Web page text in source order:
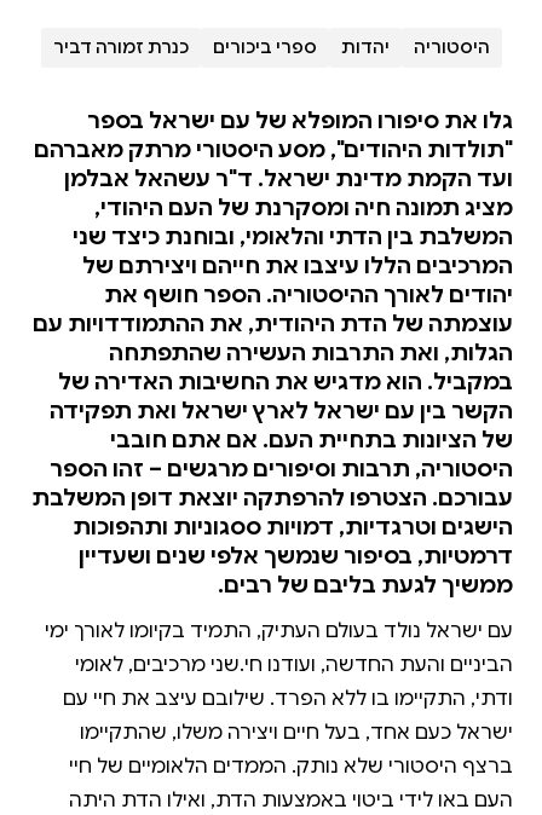
היסטוריה יהדות ספרי ביכורים כנרת זמורה דביר
גלו את סיפורו המופלא של עם ישראל בספר
"תולדות היהודים", מסע היסטורי מרתק מאברהם
ועד הקמת מדינת ישראל. ד"ר עשהאל אבלמן
מציג תמונה חיה ומסקרנת של העם היהודי,
המשלבת בין הדתי והלאומי, ובוחנת כיצד שני
המרכיבים הללו עיצבו את חייהם ויצירתם של
יהודים לאורך ההיסטוריה. הספר חושף את
עוצמתה של הדת היהודית, את ההתמודדויות עם
הגלות, ואת התרבות העשירה שהתפתחה
במקביל. הוא מדגיש את החשיבות האדירה של
הקשר בין עם ישראל לארץ ישראל ואת תפקידה
של הציונות בתחיית העם. אם אתם חובבי
היסטוריה, תרבות וסיפורים מרגשים – זהו הספר
עבורכם. הצטרפו להרפתקה יוצאת דופן המשלבת
הישגים וטרגדיות, דמויות ססגוניות ותהפוכות
דרמטיות, בסיפור שנמשך אלפי שנים ושעדיין
ממשיך לגעת בליבם של רבים.
עם ישראל נולד בעולם העתיק, התמיד בקיומו לאורך ימי
הביניים והעת החדשה, ועודנו חי.שני מרכיבים, לאומי
ודתי, התקיימו בו ללא הפרד. שילובם עיצב את חיי עם
ישראל כעם אחד, בעל חיים ויצירה משלו, שהתקיימו
ברצף היסטורי שלא נותק. הממדים הלאומיים של חיי
העם באו לידי ביטוי באמצעות הדת, ואילו הדת היתה